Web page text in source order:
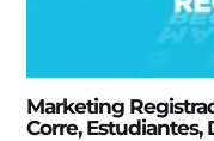
Marketing
Corre, Estudiantes,